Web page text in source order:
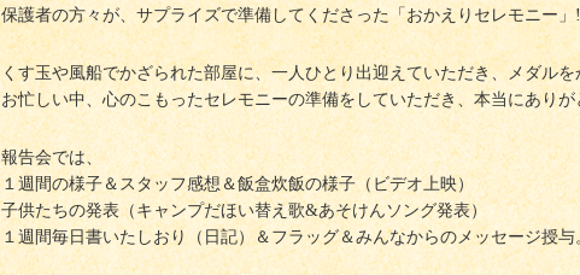
保護者の方々が、サプライズで準備してくださった「おかえりセレモニー
くす玉や風船でかざられた部屋に、一人ひとり出迎えていただき、メダル
お忙しい中、心のこもったセレモニーの準備をしていただき、本当にあり
報告会では、
１週間の様子＆スタッフ感想＆飯盒炊飯の様子（ビデオ上映）
子供たちの発表（キャンプだほい替え歌&あそけんソング発表）
１週間毎日書いたしおり（日記）＆フラッグ＆みんなからのメッセージ授与